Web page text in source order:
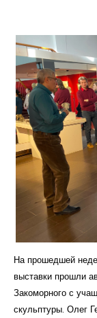
Поступающим
Подготовка
Образование
Доп. образование
Курсы повышения
Центр
Конкурсы
Творческий
На прошедшей
выставки прошли
Закоморного с
скульптуры. Олег